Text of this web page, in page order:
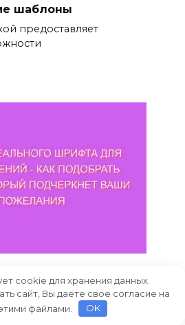
шаблоны
предоставляет
— как подобрать
подчеркнет ваши
cookie для хранения данных.
сайт, Вы даете свое согласие на
файлами.
OK